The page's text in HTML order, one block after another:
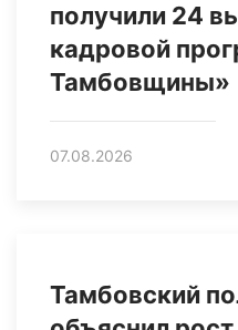
получили 24
кадровой
Тамбовщины»
07.08.2026
Тамбовский